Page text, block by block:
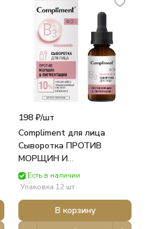
198 ₽/шт
Compliment для лица
Сыворотка ПРОТИВ
МОРЩИН И
ПИГМЕНТАЦИИ фл. (27мл)
917636 ТИМЕКС
Есть в наличии
Упаковка 12 шт
В корзину